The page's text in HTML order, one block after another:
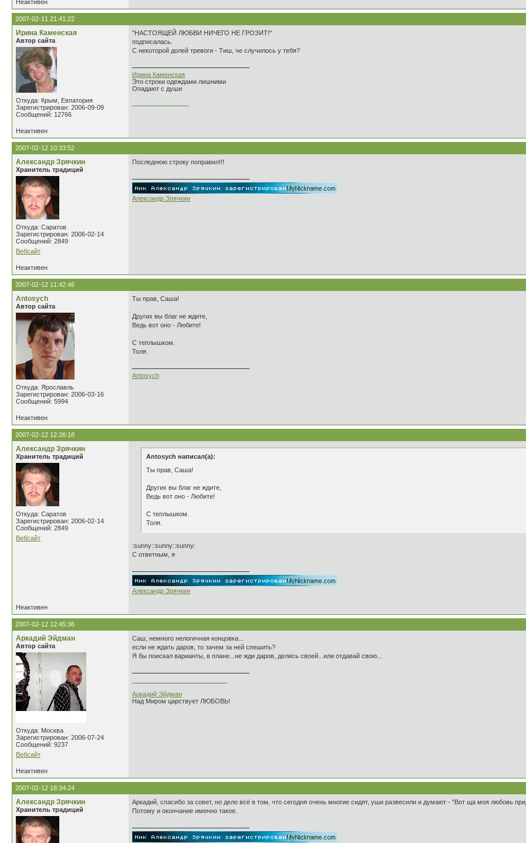
Неактивен
2007-02-11 21:41:22
Ирина Каменская
Автор сайта
Откуда: Крым, Евпатория
Зарегистрирован: 2006-09-09
Сообщений: 12766
"НАСТОЯЩЕЙ ЛЮБВИ НИЧЕГО НЕ ГРОЗИТ!"
подписалась.
С некоторой долей тревоги - Тиш, че случилось у тебя?
Ирина Каменская
Это строки одеждами лишними
Опадают с души
Неактивен
2007-02-12 10:33:52
Александр Зрячкин
Хранитель традиций
Откуда: Саратов
Зарегистрирован: 2006-02-14
Сообщений: 2849
Вебсайт
Последнюю строку поправил!!!
Александр Зрячкин
Неактивен
2007-02-12 11:42:46
Antosych
Автор сайта
Откуда: Ярославль
Зарегистрирован: 2006-03-16
Сообщений: 5994
Ты прав, Саша!
Других вы благ не ждите,
Ведь вот оно - Любите!
С теплышком.
Толя.
Antosych
Неактивен
2007-02-12 12:26:18
Александр Зрячкин
Хранитель традиций
Откуда: Саратов
Зарегистрирован: 2006-02-14
Сообщений: 2849
Вебсайт
Antosych написал(а):
Ты прав, Саша!
Других вы благ не ждите,
Ведь вот оно - Любите!
С теплышком.
Толя.
:sunny::sunny::sunny:
С ответным, я
Александр Зрячкин
Неактивен
2007-02-12 12:45:36
Аркадий Эйдман
Автор сайта
Откуда: Москва
Зарегистрирован: 2006-07-24
Сообщений: 9237
Вебсайт
Саш, немного нелогичная концовка...
если не ждать даров, то зачем за ней спешить?
Я бы поискал варианты, в плане...не жди даров, делись своей...или отдавай свою...
Аркадий Эйдман
Над Миром царствует ЛЮБОВЬ!
Неактивен
2007-02-12 18:34:24
Александр Зрячкин
Хранитель традиций
Аркадий, спасибо за совет, но дело всё в том, что сегодня очень многие сидят, уши развесили и думают - "Вот ща моя любовь
Потому и окончание именно такое.